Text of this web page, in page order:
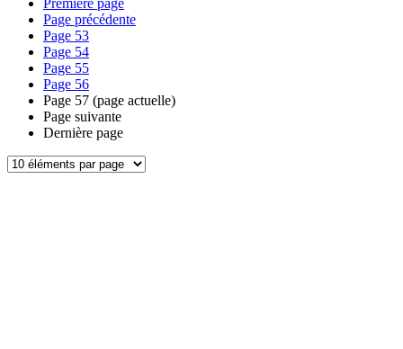
Première page
Page précédente
Page 53
Page 54
Page 55
Page 56
Page 57 (page actuelle)
Page suivante
Dernière page